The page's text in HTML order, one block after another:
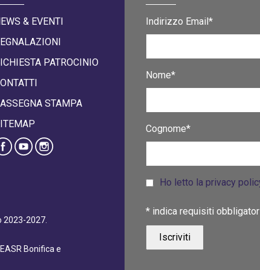
& EVENTI
PATROCINIO
STAMPA
2023-2027.
Bonifica e
Indirizzo Email*
Nome*
Cognome*
Ho letto la privacy
* indica requisiti